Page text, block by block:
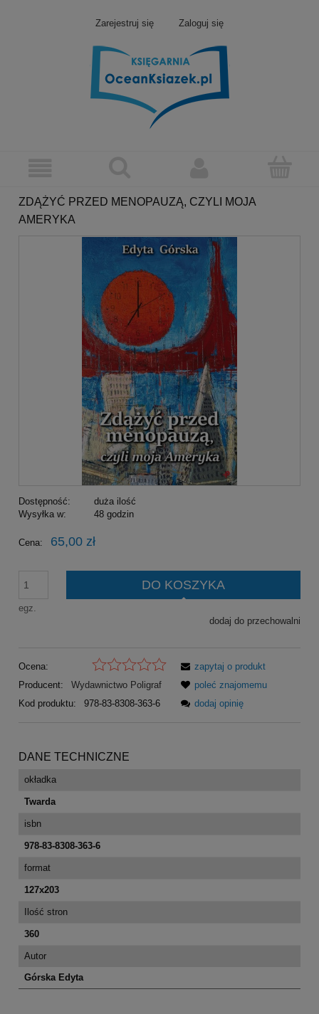
Zarejestruj się Zaloguj się
ZDĄŻYĆ PRZED MENOPAUZĄ, CZYLI MOJA
AMERYKA
Dostępność:
duża ilość
Wysyłka w:
48 godzin
Cena: 65,00 zł
egz.
DO KOSZYKA
dodaj do przechowalni
Ocena:
Producent:
Wydawnictwo Poligraf
Kod produktu:
978-83-8308-363-6
zapytaj o produkt
poleć znajomemu
dodaj opinię
DANE TECHNICZNE
okładka
Twarda
isbn
978-83-8308-363-6
format
127x203
Ilość stron
360
Autor
Górska Edyta